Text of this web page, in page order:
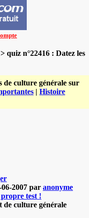
> quiz n°22416 : Datez les
de culture générale sur
| Histoire
2007 par anonyme
propre test !
de culture générale